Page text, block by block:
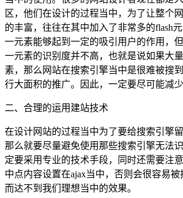
区，他们在设计的过程当中，为了让整个
的丰富，往往在其中加入了非常多的flash
一元素能够起到一定的吸引用户的作用，
一元素的识别度并不高，也就是说如果大
素，那么网站在搜索引擎当中是很难被搜
行大面积的推广。因此，一定要尽可能减少
二、合理的运用建站技术
在设计网站的过程当中为了要给搜索引擎
那么就要尽量避免使用那些搜索引擎无法
定要采用专业的技术手段，同时还需要注
中点内容设置在ajax当中，否则会很容易被
而达不到我们理想当中的效果。